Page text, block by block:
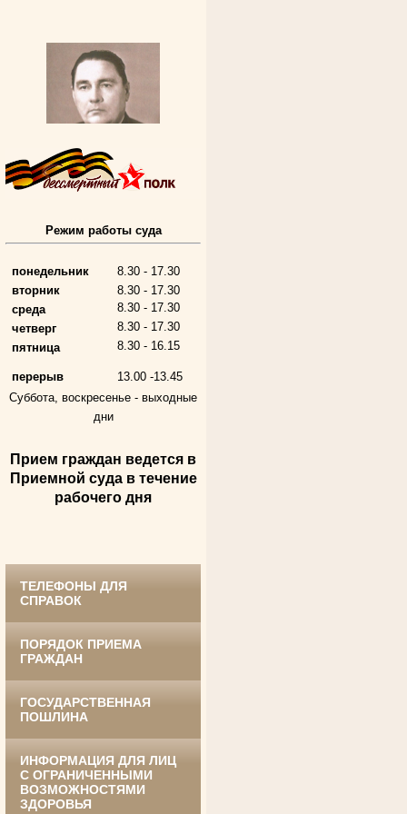
Алферьев Сергей Григорьевич
Участник Великой Отечественной войны
в период с 1954 по 1982 гг.
Андрющенкова Тамара Ивановна
Труженица тыла в годы
Великой Отечественной войны
Судья Белгородского областного суда
Ануприенко Иван Васильевич
Участник Великой Отечественной войны
суда
Режим работы суда
понедельник
8.30 - 17.30
вторник
8.30 - 17.30
среда
8.30 - 17.30
четверг
8.30 - 17.30
пятница
8.30 - 16.15
перерыв
13.00 -13.45
Суббота, воскресенье - выходные
дни
Прием граждан ведется в
Приемной суда в течение
рабочего дня
ТЕЛЕФОНЫ ДЛЯ
СПРАВОК
ПОРЯДОК ПРИЕМА
ГРАЖДАН
ГОСУДАРСТВЕННАЯ
ПОШЛИНА
ИНФОРМАЦИЯ ДЛЯ ЛИЦ
С ОГРАНИЧЕННЫМИ
ВОЗМОЖНОСТЯМИ
ЗДОРОВЬЯ